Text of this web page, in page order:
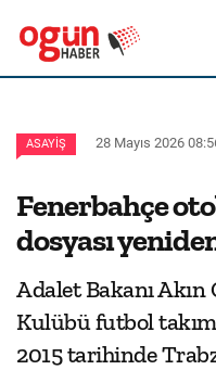
ASAYIŞ 28 Mayıs 2026
Fenerbahçe
dosyası
Adalet Bakanı
Kulübü futbol
2015 tarihinde